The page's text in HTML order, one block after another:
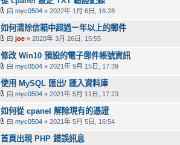
由 myc0504 » 2022年 1月 6日, 16:28
如何清除信箱中超過ㄧ年以上的郵件
由 joe » 2020年 3月 26日, 15:55
修改 Win10 預設的電子郵件帳號資訊
由 myc0504 » 2021年 9月 15日, 17:39
使用 MySQL 匯出/ 匯入資料庫
由 myc0504 » 2021年 5月 11日, 17:23
如何從 cpanel 解除現有的憑證
由 myc0504 » 2021年 5月 5日, 16:54
首頁出現 PHP 錯誤訊息